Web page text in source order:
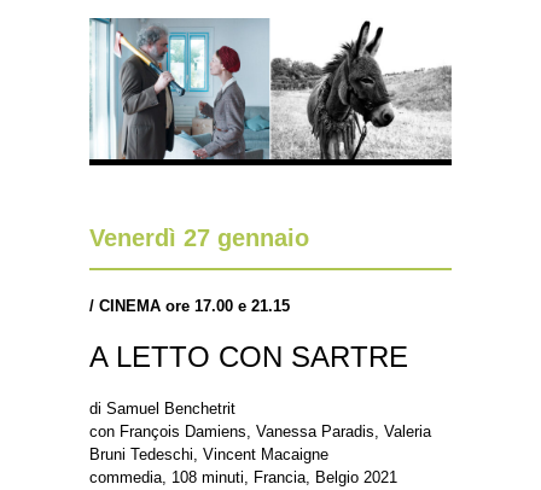
Venerdì 27 gennaio
/ CINEMA ore 17.00 e 21.15
A LETTO CON SARTRE
di Samuel Benchetrit
con François Damiens, Vanessa Paradis, Valeria
Bruni Tedeschi, Vincent Macaigne
commedia, 108 minuti, Francia, Belgio 2021